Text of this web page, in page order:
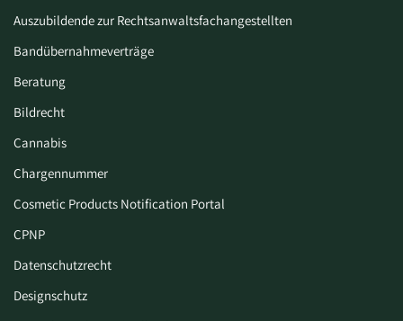
Auszubildende zur Rechtsanwaltsfachangestellten
Bandübernahmeverträge
Beratung
Bildrecht
Cannabis
Chargennummer
Cosmetic Products Notification Portal
CPNP
Datenschutzrecht
Designschutz